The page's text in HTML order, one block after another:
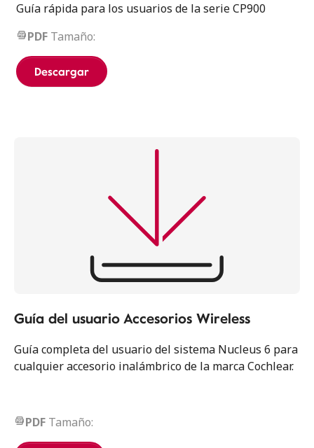
Guía rápida para los usuarios de la serie CP900
Descargar
PDF Tamaño:
Guía del usuario Accesorios Wireless
Guía completa del usuario del sistema Nucleus 6 para
cualquier accesorio inalámbrico de la marca Cochlear.
PDF Tamaño: